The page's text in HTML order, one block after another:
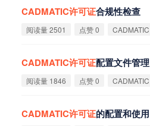
CADMATIC许可证合规性检查
阅读量 2501 点赞 0 CADMATIC
CADMATIC许可证配置文件管理
阅读量 1846 点赞 0 CADMATIC
CADMATIC许可证的配置和使用